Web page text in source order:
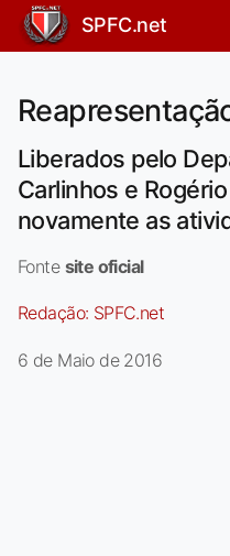
SPFC.net
Liberados pelo
Carlinhos e
novamente as
Fonte site oficial
Redação: SPFC.net
6 de Maio de 2016